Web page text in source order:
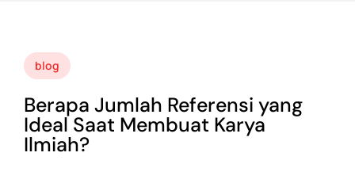
blog
Berapa Jumlah Referensi yang
Ideal Saat Membuat Karya
Ilmiah?